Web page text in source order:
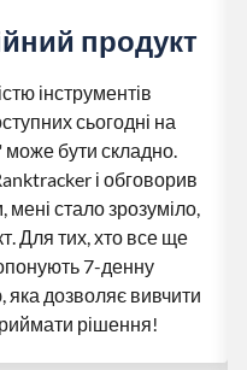
продукт
інструментів
сьогодні на
бути складно.
і обговорив
мені стало зрозуміло,
Для тих, хто все ще
7-денну
дозволяє вивчити
рішення!